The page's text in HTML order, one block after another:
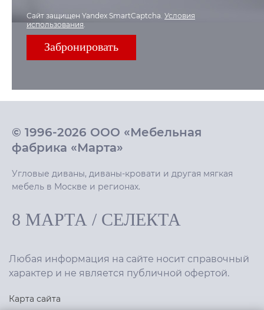
Сайт защищен Yandex SmartCaptcha. Условия
использования.
© 1996-2026 ООО «Мебельная
фабрика «Марта»
Угловые диваны, диваны-кровати и другая мягкая
мебель в Москве и регионах.
8 МАРТА / СЕЛЕКТА
Любая информация на сайте носит справочный
характер и не является публичной офертой.
Карта сайта